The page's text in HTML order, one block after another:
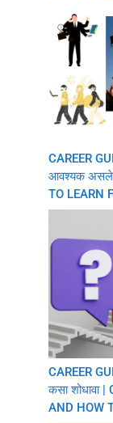
CAREER
आवश्यक
TO LEARN
CAREER
कसा शोधावा
AND HOW